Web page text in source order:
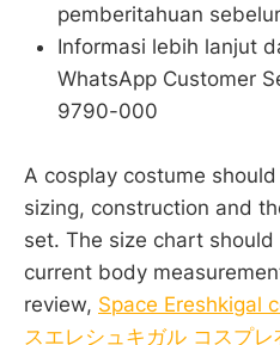
pemberitahuan
Informasi lebih lanjut
WhatsApp Customer
9790-000
A cosplay costume
sizing, construction and
set. The size chart
current body
review, Space Ereshkigal
スエレシュキガル コスプレ